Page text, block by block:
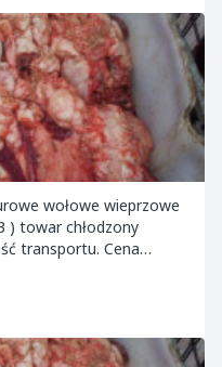
wołowe wieprzowe
) towar chłodzony
transportu. Cena